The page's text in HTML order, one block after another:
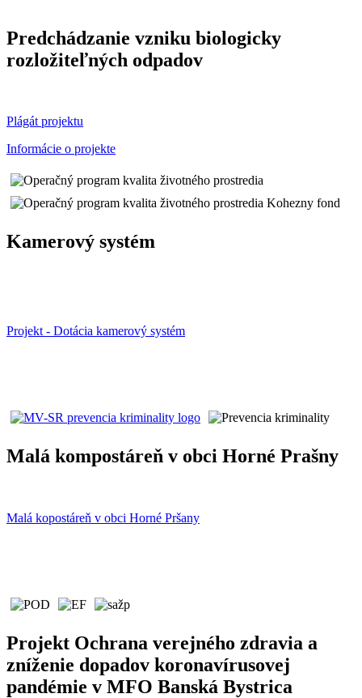
Predchádzanie vzniku biologicky
rozložiteľných odpadov
Plágát projektu
Informácie o projekte
Kamerový systém
Projekt - Dotácia kamerový systém
Malá kompostáreň v obci Horné Prašny
Malá kopostáreň v obci Horné Pršany
Projekt Ochrana verejného zdravia a
zníženie dopadov koronavírusovej
pandémie v MFO Banská Bystrica